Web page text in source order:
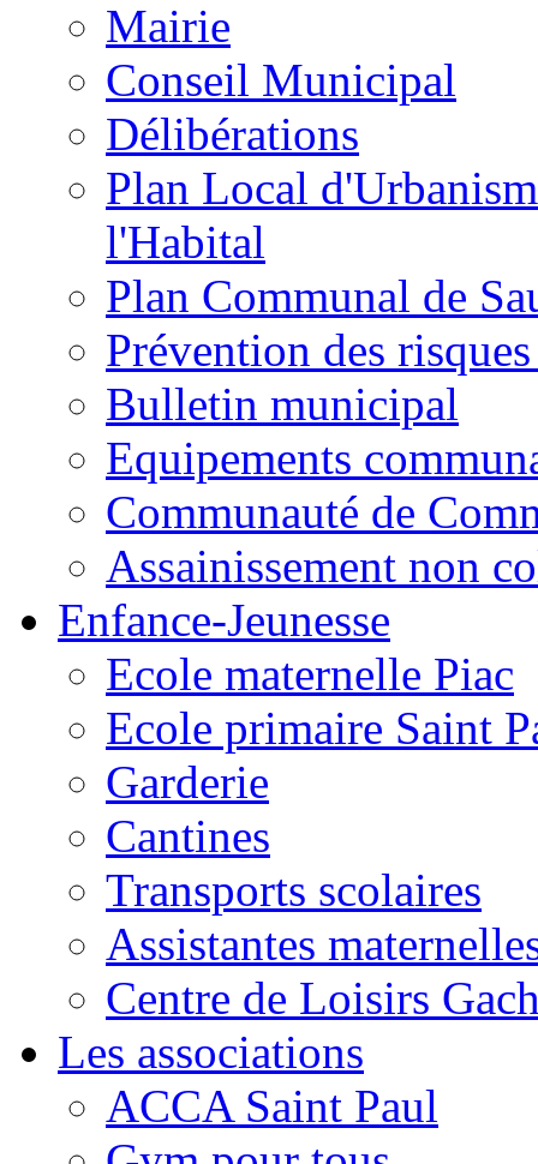
Mairie
Conseil Municipal
Délibérations
Plan Local
l'Habital
Plan Communal de
Prévention des
Bulletin municipal
Equipements
Communauté de
Assainissement non
Enfance-Jeunesse
Ecole maternelle Piac
Ecole primaire Saint
Garderie
Cantines
Transports scolaires
Assistantes
Centre de Loisirs
Les associations
ACCA Saint Paul